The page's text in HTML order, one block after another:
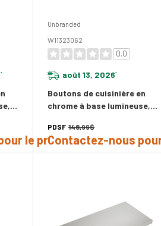
*
le prix
Unbranded
W11323062
0.0
août 13, 2026*
Boutons de cuisinière en
chrome à base lumineuse,
PDSF 148,99$
Contactez-nous